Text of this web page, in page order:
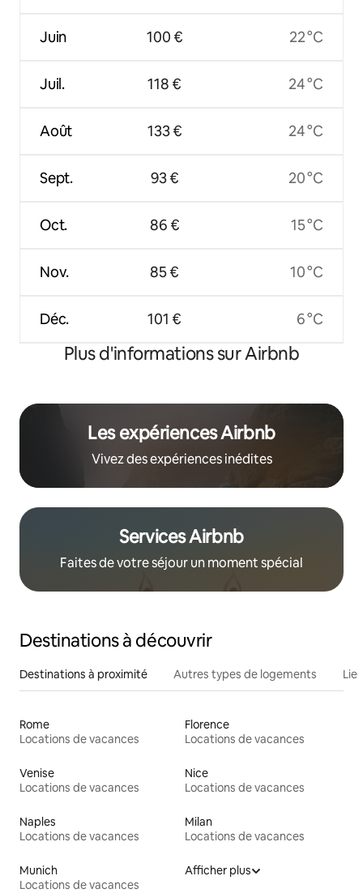
Juin
Juil.
Août
Sept.
Oct.
Nov.
Déc.
100 €
118 €
133 €
93 €
86 €
85 €
101 €
22 °C
24 °C
24 °C
20 °C
15 °C
10 °C
6 °C
Plus d'informations sur Airbnb
Les expériences Airbnb
Vivez des expériences inédites
Services Airbnb
Faites de votre séjour un moment spécial
Destinations à découvrir
Destinations à proximité Autres types de logements
Rome
Locations de vacances
Florence
Locations de vacances
Venise
Locations de vacances
Nice
Locations de vacances
Naples
Locations de vacances
Milan
Locations de vacances
Munich
Locations de vacances
Afficher plus